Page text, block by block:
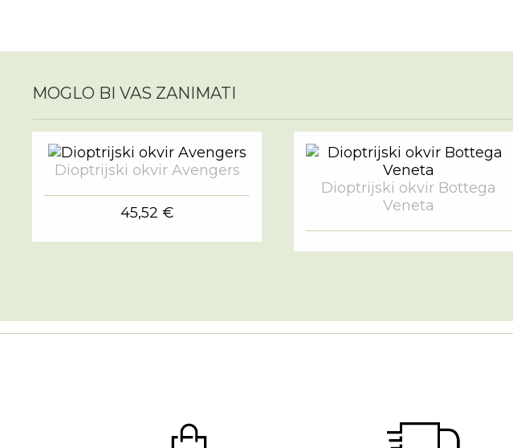
MOGLO BI VAS ZANIMATI
Dioptrijski okvir Avengers
45,52 €
Dioptrijski okvir Bottega
Veneta